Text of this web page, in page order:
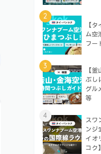
2
【
ム空
フー
3
【
ぶし
グル
等
4
スワ
ンジ
イオ
コク】